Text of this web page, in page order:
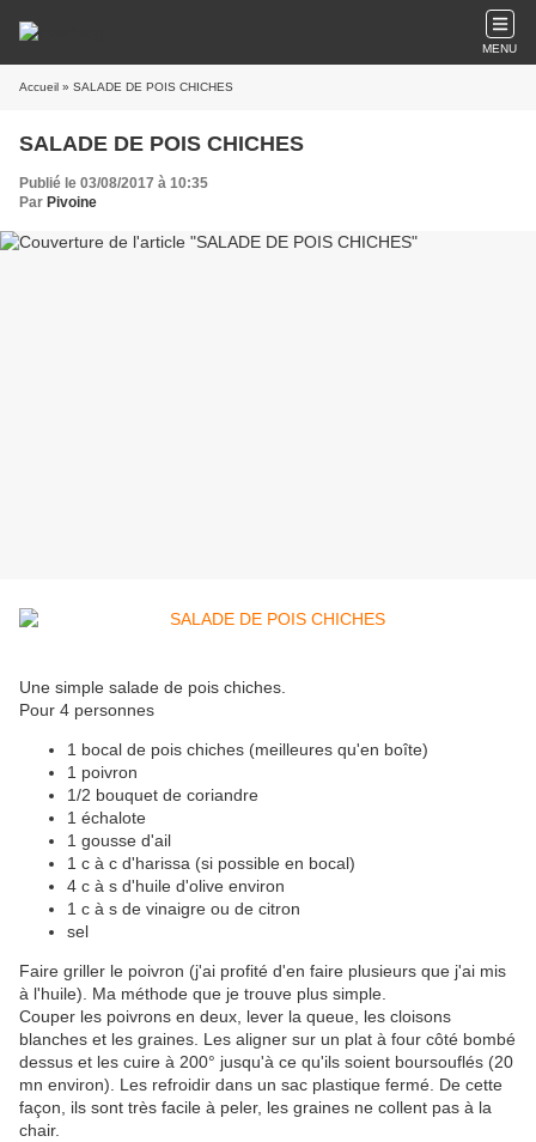
MENU
Accueil » SALADE DE POIS CHICHES
SALADE DE POIS CHICHES
Publié le 03/08/2017 à 10:35
Par Pivoine
Une simple salade de pois chiches.
Pour 4 personnes
1 bocal de pois chiches (meilleures qu'en boîte)
1 poivron
1/2 bouquet de coriandre
1 échalote
1 gousse d'ail
1 c à c d'harissa (si possible en bocal)
4 c à s d'huile d'olive environ
1 c à s de vinaigre ou de citron
sel
Faire griller le poivron (j'ai profité d'en faire plusieurs que j'ai mis
à l'huile). Ma méthode que je trouve plus simple.
Couper les poivrons en deux, lever la queue, les cloisons
blanches et les graines. Les aligner sur un plat à four côté bombé
dessus et les cuire à 200° jusqu'à ce qu'ils soient boursouflés (20
mn environ). Les refroidir dans un sac plastique fermé. De cette
façon, ils sont très facile à peler, les graines ne collent pas à la
chair.